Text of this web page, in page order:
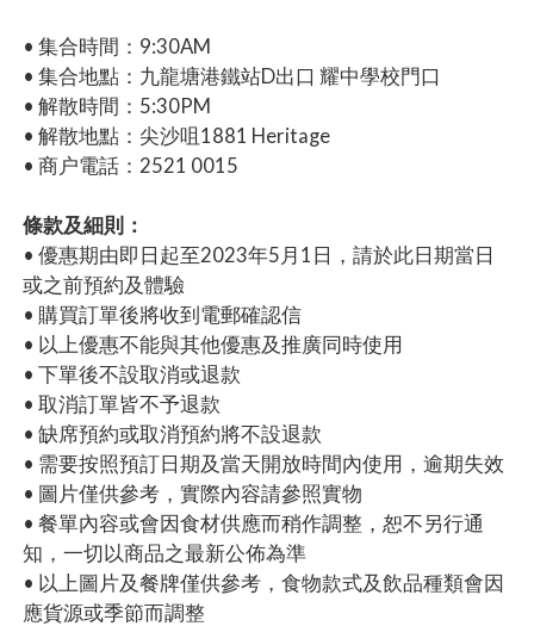
• 集合時間：9:30AM
• 集合地點：九龍塘港鐵站D出口 耀中學校門口
• 解散時間：5:30PM
• 解散地點：尖沙咀1881 Heritage
• 商户電話：2521 0015
條款及細則：
• 優惠期由即日起至2023年5月1日，請於此日期當日
或之前預約及體驗
• 購買訂單後將收到電郵確認信
• 以上優惠不能與其他優惠及推廣同時使用
• 下單後不設取消或退款
• 取消訂單皆不予退款
• 缺席預約或取消預約將不設退款
• 需要按照預訂日期及當天開放時間內使用，逾期失效
• 圖片僅供參考，實際內容請參照實物
• 餐單內容或會因食材供應而稍作調整，恕不另行通
知，一切以商品之最新公佈為準
• 以上圖片及餐牌僅供參考，食物款式及飲品種類會因
應貨源或季節而調整